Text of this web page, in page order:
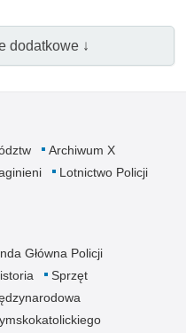
dodatkowe ↓
Archiwum X
Lotnictwo Policji
Główna Policji
Sprzęt